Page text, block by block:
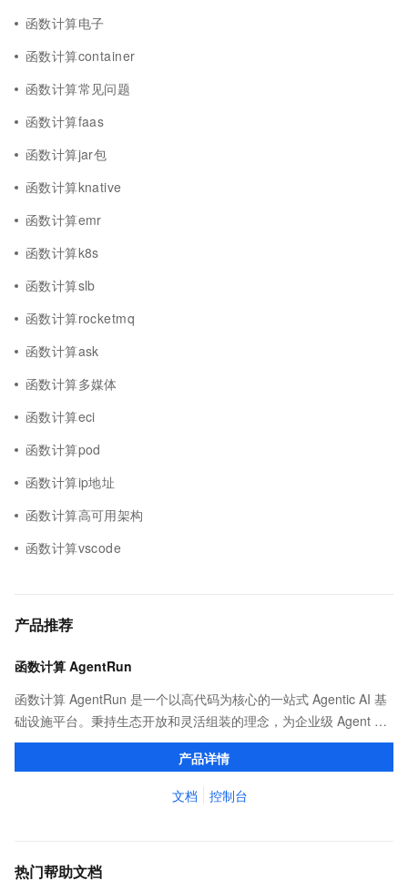
函数计算电子
函数计算container
函数计算常见问题
函数计算faas
函数计算jar包
函数计算knative
函数计算emr
函数计算k8s
函数计算slb
函数计算rocketmq
函数计算ask
函数计算多媒体
函数计算eci
函数计算pod
函数计算ip地址
函数计算高可用架构
函数计算vscode
产品推荐
函数计算 AgentRun
函数计算 AgentRun 是一个以高代码为核心的一站式 Agentic AI 基
础设施平台。秉持生态开放和灵活组装的理念，为企业级 Agent 应
用提供从开发、部署到运维的全生命周期管理。
产品详情
文档 控制台
热门帮助文档